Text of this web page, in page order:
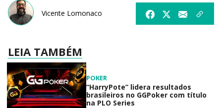
Vicente Lomonaco
LEIA TAMBÉM
POKER
“HarryPote” lidera resultados
brasileiros no GGPoker com título
na PLO Series